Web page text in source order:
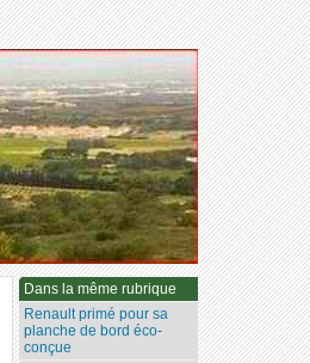
Dans la même rubrique
Renault primé pour sa
planche de bord éco-
conçue